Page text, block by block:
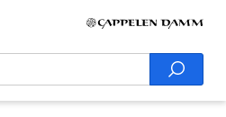
Search